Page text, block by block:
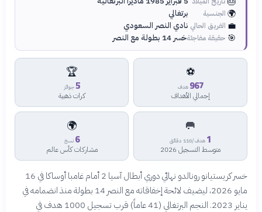
🌍 الجنسية برتغالي
💼 الفريق الحالي نادي النصر السعودي
🎯 حقيقة مفاجئةخسر 14 بطولة مع النصر
⚽
967 هدف
إجمالي الأهداف
🏆
5جوائز
كرات ذهبية
🥅
1 هدف/110 دقائق
متوسط التسجيل 2026
🌍
6 نسخ
مشاركات كأس عالم
خسر كريستيانو رونالدو نهائي دوري أبطال آسيا 2 أمام غامبا أوساكا في 16
مايو 2026، ليضيف لائحة إخفاقاته مع النصر 14 بطولة منذ انضمامه في
يناير 2023. النجم البرتغالي (41 عاماً) قرب تسجيل 1000 هدف في